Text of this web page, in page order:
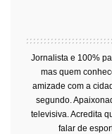
Jornalista e 100%
mas quem
amizade com a
segundo.
televisiva. Acredita
falar de